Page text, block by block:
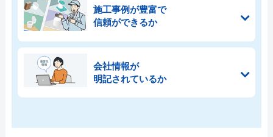
施工事例が豊富で
信頼ができるか
会社情報が
明記されているか